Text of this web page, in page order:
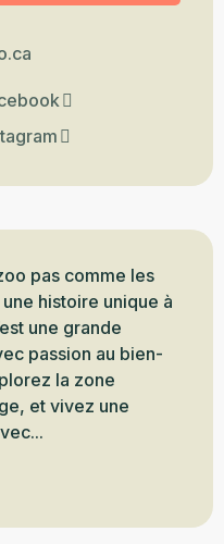
pas comme les
histoire unique à
une grande
passion au bien-
la zone
et vivez une